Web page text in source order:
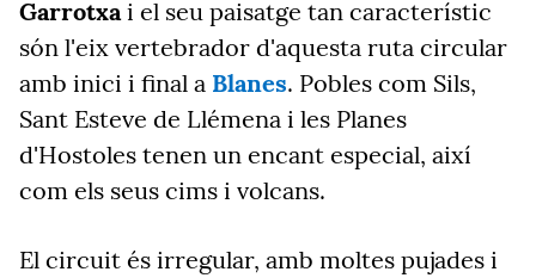
Garrotxai el seu paisatge tan característic
són l'eix vertebrador d'aquesta ruta circular
amb inici i final a Blanes. Pobles com Sils,
Sant Esteve de Llémena i les Planes
d'Hostoles tenen un encant especial, així
com els seus cims i volcans.
El circuit és irregular, amb moltes pujades i